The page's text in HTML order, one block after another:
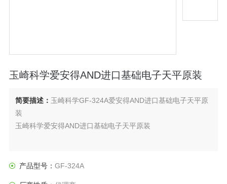
玉崎科学爱安得AND进口基础电子天平原装
简要描述： 玉崎科学GF-324A爱安得AND进口基础电子天平原
装
玉崎科学爱安得AND进口基础电子天平原装
0.001g：6种型号
产品型号： GF-324A